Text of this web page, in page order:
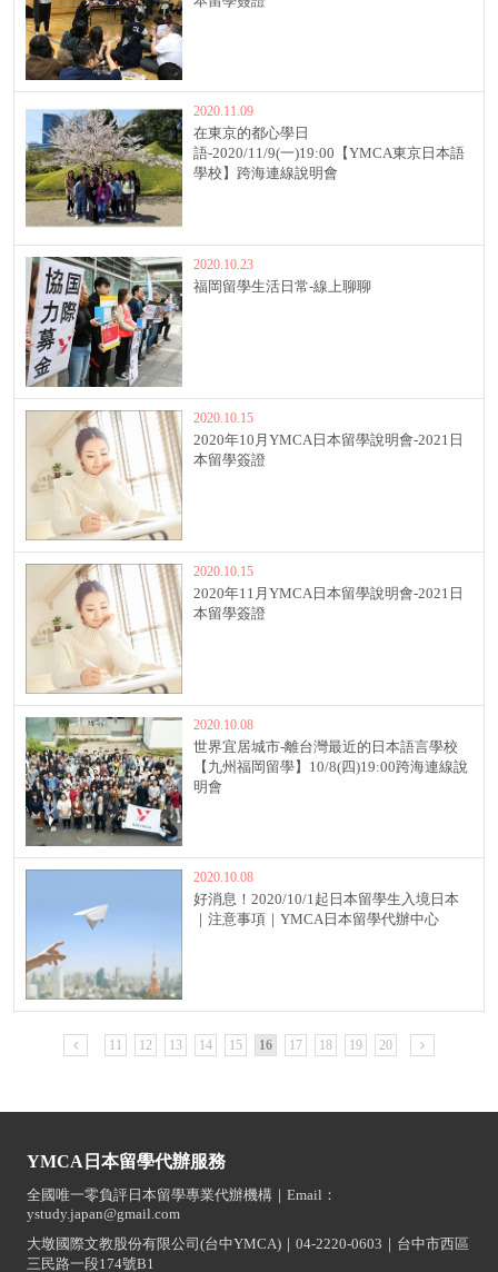
2020.11.09
在東京的都心學日
語-2020/11/9(一)19:00【YMCA東京日本語
學校】跨海連線說明會
2020.10.23
福岡留學生活日常-線上聊聊
2020.10.15
2020年10月YMCA日本留學說明會-2021日
本留學簽證
2020.10.15
2020年11月YMCA日本留學說明會-2021日
本留學簽證
2020.10.08
世界宜居城市-離台灣最近的日本語言學校
【九州福岡留學】10/8(四)19:00跨海連線說
明會
2020.10.08
好消息！2020/10/1起日本留學生入境日本
｜注意事項｜YMCA日本留學代辦中心
11 12 13 14 15 16 17 18 19 20
YMCA日本留學代辦服務
全國唯一零負評日本留學專業代辦機構｜Email：
ystudy.japan@gmail.com
大墩國際文教股份有限公司(台中YMCA)｜04-2220-0603｜台中市西區
三民路一段174號B1